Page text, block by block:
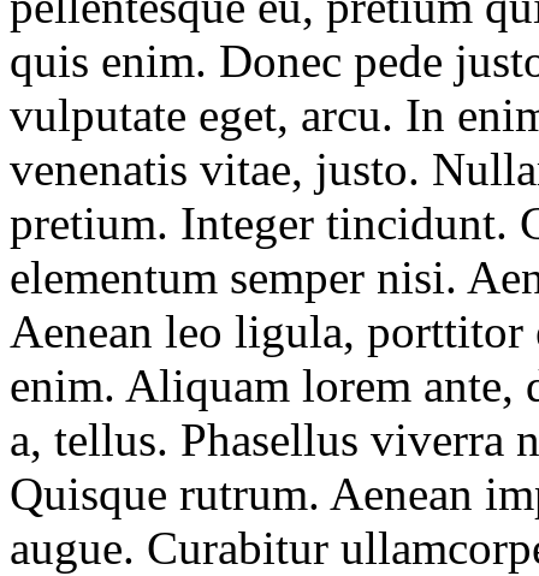
quis enim. Donec pede
vulputate eget, arcu. In
venenatis vitae, justo.
pretium. Integer tincidunt.
elementum semper nisi.
Aenean leo ligula, porttitor
enim. Aliquam lorem ante,
a, tellus. Phasellus viverra
Quisque rutrum. Aenean
augue. Curabitur